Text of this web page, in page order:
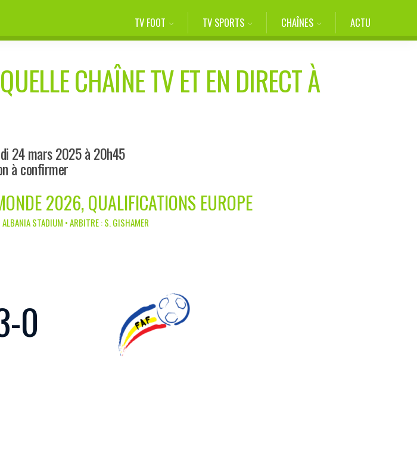
TV FOOT TV SPORTS CHAÎNES ACTU
CHAÎNE TV ET EN DIRECT À
24 mars 2025 à 20h45
à confirmer
2026, QUALIFICATIONS EUROPE
STADIUM • ARBITRE : S. GISHAMER
-0